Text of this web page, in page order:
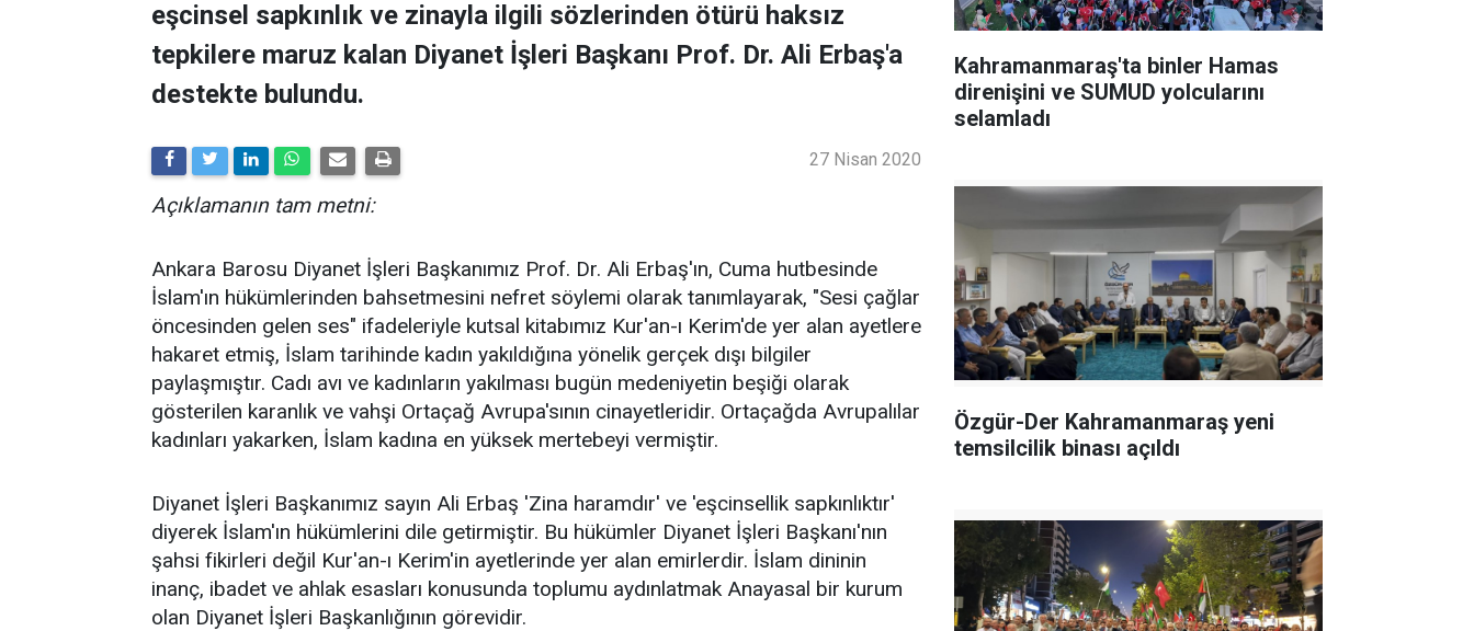
eşcinsel sapkınlık ve zinayla ilgili sözlerinden ötürü haksız
tepkilere maruz kalan Diyanet İşleri Başkanı Prof. Dr. Ali Erbaş'a
destekte bulundu.
27 Nisan 2020
Açıklamanın tam metni:
Ankara Barosu Diyanet İşleri Başkanımız Prof. Dr. Ali Erbaş'ın, Cuma hutbesinde
İslam'ın hükümlerinden bahsetmesini nefret söylemi olarak tanımlayarak, "Sesi çağlar
öncesinden gelen ses" ifadeleriyle kutsal kitabımız Kur'an-ı Kerim'de yer alan ayetlere
hakaret etmiş, İslam tarihinde kadın yakıldığına yönelik gerçek dışı bilgiler
paylaşmıştır. Cadı avı ve kadınların yakılması bugün medeniyetin beşiği olarak
gösterilen karanlık ve vahşi Ortaçağ Avrupa'sının cinayetleridir. Ortaçağda Avrupalılar
kadınları yakarken, İslam kadına en yüksek mertebeyi vermiştir.
Diyanet İşleri Başkanımız sayın Ali Erbaş 'Zina haramdır' ve 'eşcinsellik sapkınlıktır'
diyerek İslam'ın hükümlerini dile getirmiştir. Bu hükümler Diyanet İşleri Başkanı'nın
şahsi fikirleri değil Kur'an-ı Kerim'in ayetlerinde yer alan emirlerdir. İslam dininin
inanç, ibadet ve ahlak esasları konusunda toplumu aydınlatmak Anayasal bir kurum
olan Diyanet İşleri Başkanlığının görevidir.
Kahramanmaraş'ta binler Hamas
direnişini ve SUMUD yolcularını
selamladı
Özgür-Der Kahramanmaraş yeni
temsilcilik binası açıldı